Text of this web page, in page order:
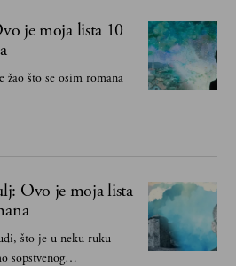
je moja lista 10
žao što se osim romana
Ovo je moja lista
što je u neku ruku
sopstvenog